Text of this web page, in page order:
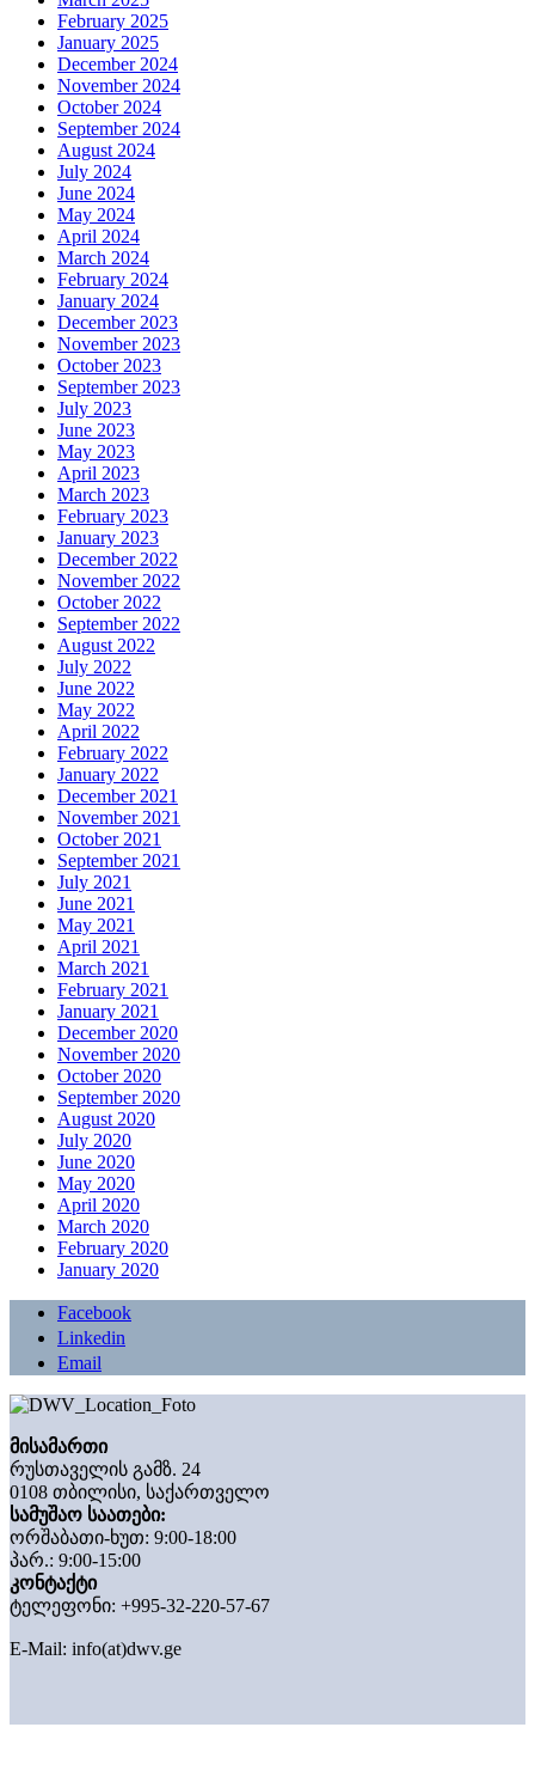
February 2025
January 2025
December 2024
November 2024
October 2024
September 2024
August 2024
July 2024
June 2024
May 2024
April 2024
March 2024
February 2024
January 2024
December 2023
November 2023
October 2023
September 2023
July 2023
June 2023
May 2023
April 2023
March 2023
February 2023
January 2023
December 2022
November 2022
October 2022
September 2022
August 2022
July 2022
June 2022
May 2022
April 2022
February 2022
January 2022
December 2021
November 2021
October 2021
September 2021
July 2021
June 2021
May 2021
April 2021
March 2021
February 2021
January 2021
December 2020
November 2020
October 2020
September 2020
August 2020
July 2020
June 2020
May 2020
April 2020
March 2020
February 2020
January 2020
Facebook
Linkedin
Email
მისამართი
რუსთაველის გამზ. 24
0108 თბილისი, საქართველო
სამუშაო საათები:
ორშაბათი-ხუთ: 9:00-18:00
პარ.: 9:00-15:00
კონტაქტი
ტელეფონი: +995-32-220-57-67
E-Mail: info(at)dwv.ge